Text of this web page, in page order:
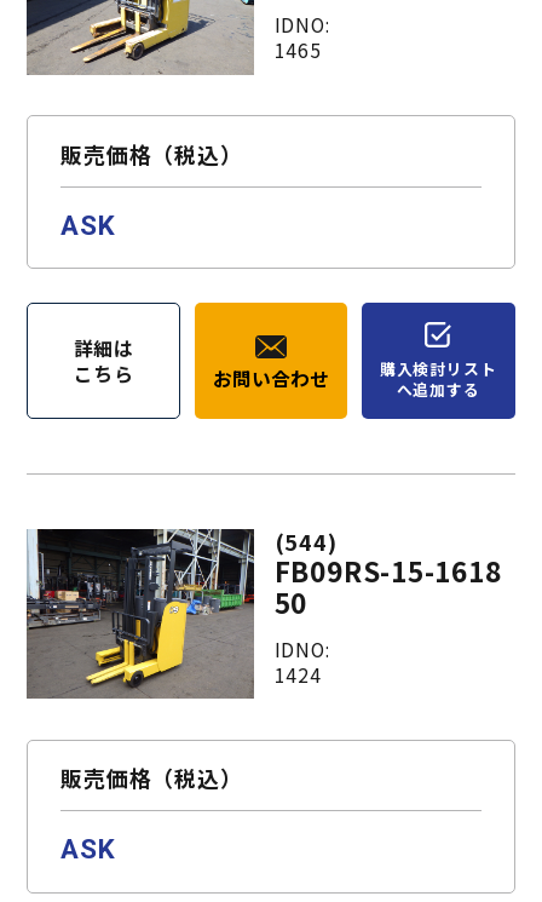
IDNO:
1465
販売価格（税込）
ASK
詳細は
こちら
お問い合わせ
購入検討リスト
へ追加する
(544)
FB09RS-15-1618
50
IDNO:
1424
販売価格（税込）
ASK